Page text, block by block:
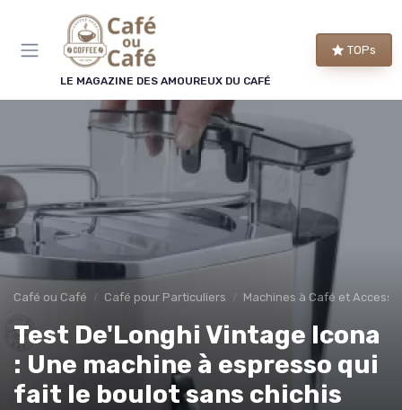
LE MAGAZINE DES AMOUREUX DU CAFÉ
TOPs
Café ou Café Café pour Particuliers Machines à Café et
Test De'Longhi Vintage Icona
: Une machine à espresso qui
fait le boulot sans chichis
Panneau de gestion des cookies